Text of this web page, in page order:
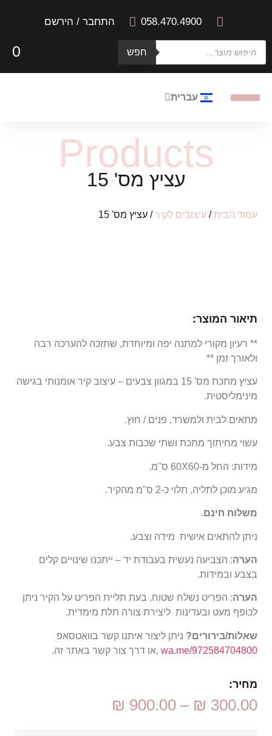
058.470.4900 התחבר / הירשם
חפש 0
עברית
English
Products
עציץ מס' 15
עמוד הבית/עיצובים לקיר/ עציץ מס' 15
תיאור המוצר:
** רעיון מקורי למתנה יפה ומיוחדת, שתזכה להערכה רבה
ולאורך זמן **
עציץ מתכת מס' 15 במגוון צבעים – עיצוב קיר אומנותי בגישה
מינימליסטית.
מתאים לבית ולמשרד, פנים / חוץ.
עשוי מחיתוך מתכת ושתי שכבות צבע.
מידות: החל מ-60X60 ס"מ.
מגיע מוכן לתליה, תלוי כ-2 ס"מ מהקיר.
משלוח חינם.
ניתן להתאים אישית מידה וצבע.
הערה: הצביעה נעשית בעבודת יד – ייתכנו שינויים קלים
בצבע ובמידות.
הערה: הפריט נשלח שטוח, בעת תליית הפריט על הקיר ניתן
לכופף מעט ובעדינות ליצירת צורה תלת מימדית.
שאלות/בירורים? ניתן ליצור איתנו קשר בוואטסאפ
wa.me/972584704800 ,או דרך צור קשר באתר זה.
מחיר:
₪ 300.00
–
₪ 900.00